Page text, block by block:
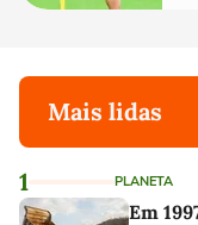
Mais lidas
1 PLANETA
Em